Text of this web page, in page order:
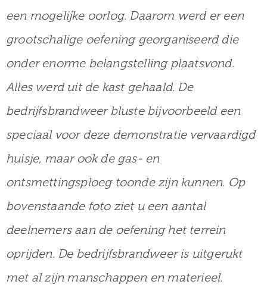
een mogelijke oorlog. Daarom werd er een
grootschalige oefening georganiseerd die
onder enorme belangstelling plaatsvond.
Alles werd uit de kast gehaald. De
bedrijfsbrandweer bluste bijvoorbeeld een
speciaal voor deze demonstratie vervaardigd
huisje, maar ook de gas- en
ontsmettingsploeg toonde zijn kunnen. Op
bovenstaande foto ziet u een aantal
deelnemers aan de oefening het terrein
oprijden. De bedrijfsbrandweer is uitgerukt
met al zijn manschappen en materieel.